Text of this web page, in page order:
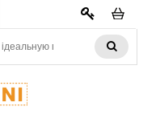
КАБИНЕТ